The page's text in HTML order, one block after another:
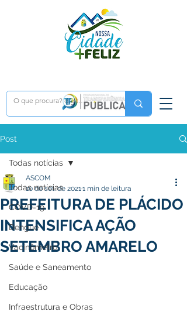
Post
Todas notícias
COVD-19
Dengue
Vacinômetro
Saúde e Saneamento
Educação
Infraestrutura e Obras
Todas notícias
PREFEITURA DE PLÁCIDO
INTENSIFICA AÇÃO
SETEMBRO AMARELO
ASCOM
10 de set. de 20211 min de leitura